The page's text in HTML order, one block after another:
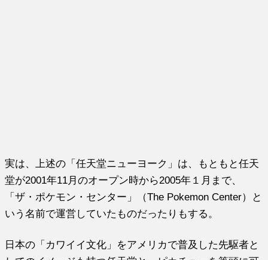
実は、上述の「任天堂ニューヨーク」は、もともと任天
堂が2001年11月のオープン時から2005年１月まで、
「ザ・ポケモン・センター」（The Pokemon Center）と
いう名前で運営していたものだったりもする。
日本の「カワイイ文化」をアメリカで普及した先駆者と